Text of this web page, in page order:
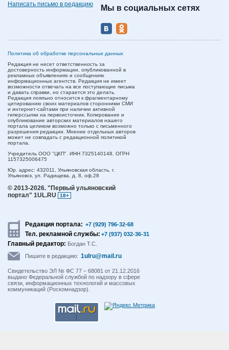
Написать письмо в редакцию
Мы в социальных сетях
Политика об обработке персональных данных
Редакция не несет ответственность за
достоверность информации, опубликованной в
рекламных объявлениях и сообщениях
информационных агентств. Редакция не имеет
возможности отвечать на все поступающие письма
и давать справки, но старается это делать.
Редакция лояльно относится к фрагментарному
цитированию своих материалов сторонними СМИ
и интернет-сайтами при наличии активной
гиперссылки на первоисточник. Копирование и
опубликование авторских материалов нашего
портала целиком возможно только с письменного
разрешения редакции. Мнение отдельных авторов
может не совпадать с редакционной политикой
портала.
Учредитель ООО "ЦКП". ИНН 7325140148, ОГРН
1157325006475
Юр. адрес: 432011, Ульяновская область, г.
Ульяновск, ул. Радищева, д. 8, оф.28
© 2013-2026. "Первый ульяновский
портал" 1UL.RU
18+
Редакция портала: +7 (929) 796-32-68
Тел. рекламной службы: +7 (937) 032-36-31
Главный редактор: Богдан Т.С.
Пишите в редакцию: 1ulru@mail.ru
Свидетельство ЭЛ № ФС 77 – 68081 от 21.12.2016
выдано Федеральной службой по надзору в сфере
связи, информационных технологий и массовых
коммуникаций (Роскомнадзор).